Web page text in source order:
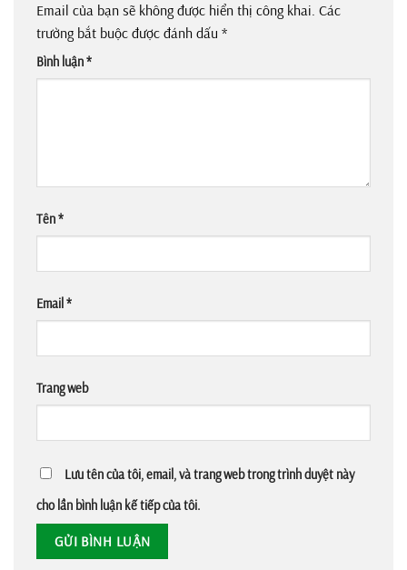
Email của bạn sẽ không được hiển thị công khai. Các
trường bắt buộc được đánh dấu *
Bình luận*
Tên*
Email *
Trang web
Lưu tên của tôi, email, và trang web trong trình duyệt này
cho lần bình luận kế tiếp của tôi.